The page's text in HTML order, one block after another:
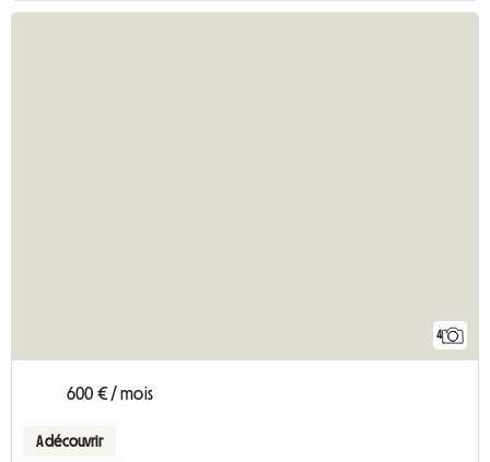
4
600 € / mois
A découvrir